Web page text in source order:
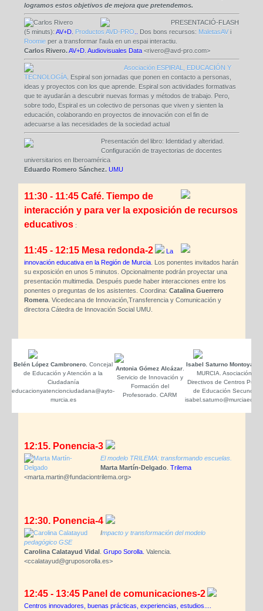
logramos estos objetivos de mejora que pretendemos.
PRESENTACIÓ-FLASH
(5 minuts): AV+D. Productos AVD-PRO Dos bons recursos: MaletasAVi
Roomieper a transformar l'aula en un espai interactiu.
Carlos Rivero. AV+D. Audiovisuales Data<rivero@avd-pro.com>
Asociación ESPIRAL, EDUCACIÓN Y
TECNOLOGÍA. Espiral son jornadas que ponen en contacto a personas,
ideas y proyectos con los que aprende. Espiral son actividades formativas
que te ayudarán a descubrir nuevas formas y métodos de trabajo. Pero,
sobre todo, Espiral es un colectivo de personas que viven y sienten la
educación, colaborando en proyectos de innovación con el fin de
adecuarse a las necesidades de la sociedad actual
Presentación del libro: Identidad y alteridad.
Configuración de trayectorias de docentes
universitarios en Iberoamérica
Eduardo Romero Sánchez. UMU
11:30 - 11:45 Café. Tiempo de
interacción y para ver la exposición de recursos
educativos:
11:45 - 12:15 Mesa redonda-2
La
innovación educativa en la Región de Murcia. Los ponentes invitados harán
su exposición en unos 5 minutos. Opcionalmente podrán proyectar una
presentación multimedia. Después puede haber interacciones entre los
ponentes o preguntas de los asistentes. Coordina: Catalina Guerrero
Romera. Vicedecana de Innovación,Transferencia y Comunicación y
directora Cátedra de Innovación Social UMU.
Belén López Cambronero. Concejal
de Educación y Atención a la
Ciudadanía
educacionyatencionciudadana@ayto-
murcia.es
Antonia Gómez Alcázar.
Servicio de Innovación y
Formación del
Profesorado. CARM
Isabel Saturno Montoya
MURCIA. Asociación de
Directivos de Centros
de Educación Secundaria
12:15. Ponencia-3
El modelo TRILEMA: transformando escuelas.
Marta Martín-Delgado. Trilema
<marta.martin@fundaciontrilema.org>
12:30. Ponencia-4
Impacto y transformación del modelo
pedagógico GSE
Carolina Calatayud Vidal. Grupo Sorolla. Valencia.
<ccalatayud@gruposorolla.es>
12:45 - 13:45 Panel de comunicaciones-2
Centros innovadores, buenas prácticas, experiencias, estudios....